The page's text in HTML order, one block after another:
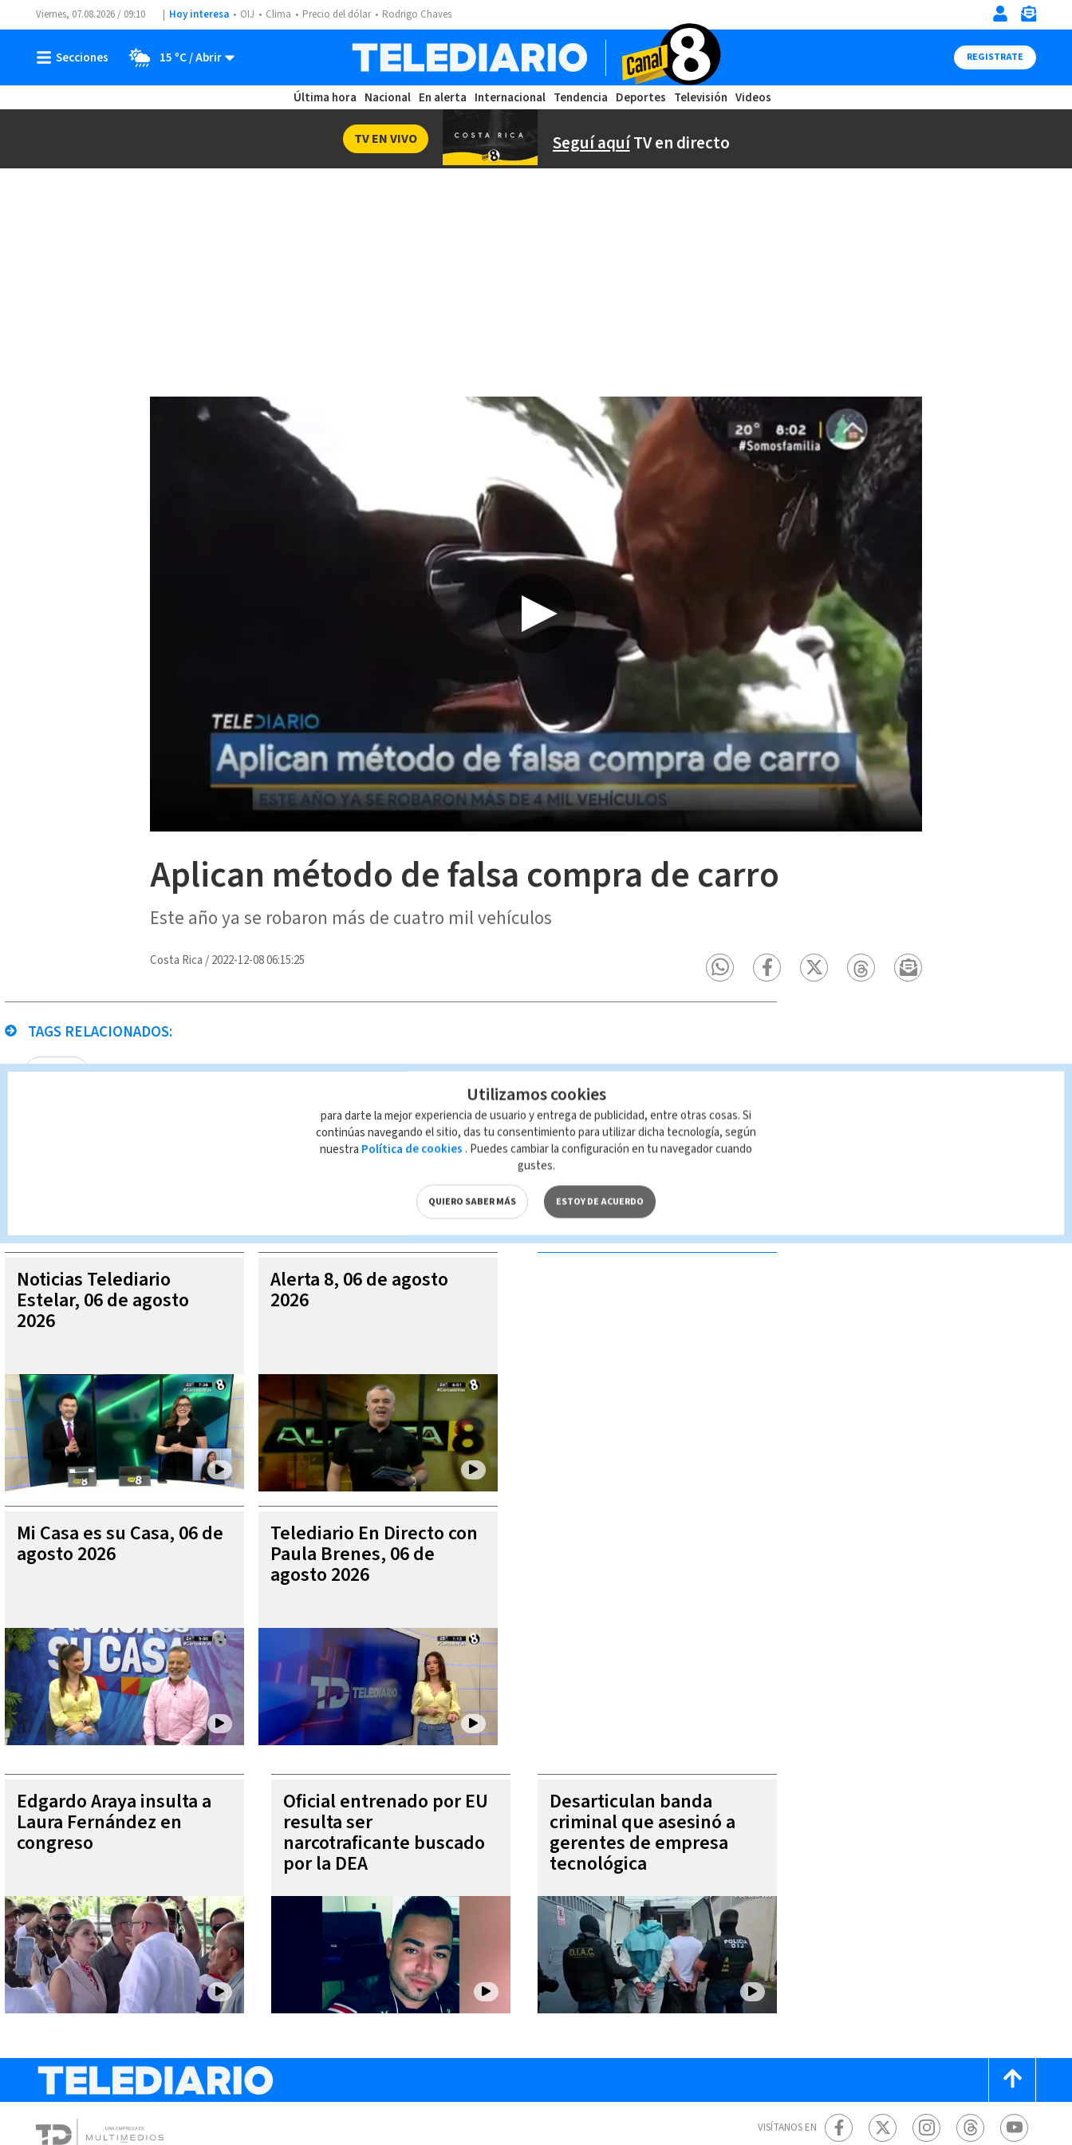
Viernes, 07.08.2026 / 09:10 Hoy interesa OIJ Clima Precio del dólar Rodrigo Chaves
15 ºC REGISTRATE
Última hora Nacional En alerta Internacional Tendencia Deportes Televisión Videos
Seguí aquíTV en directo
TV EN VIVO
Aplican método de falsa compra de carro
Este año ya se robaron más de cuatro mil vehículos
Costa Rica /2022-12-08 06:15:25
TAGS RELACIONADOS:
robo
Queda prohibida la reproducción total o parcial del contenido de esta página, mismo que es propiedad de TELEDIARIO; su reproducción no
MÁS VIDEOS
Noticias Telediario
Estelar, 06 de agosto
2026
Alerta 8, 06 de agosto
2026
Mi Casa es su Casa, 06 de
agosto 2026
Telediario En Directo con
Paula Brenes, 06 de
agosto 2026
Edgardo Araya insulta a
Laura Fernández en
congreso
Oficial entrenado por EU
resulta ser
narcotraficante buscado
por la DEA
Desarticulan banda
criminal que asesinó a
gerentes de empresa
tecnológica
VISÍTANOS EN
Utilizamos cookies
para darte la mejor experiencia de usuario y entrega de publicidad, entre otras cosas. Si
continúas navegando el sitio, das tu consentimiento para utilizar dicha tecnología, según
nuestra Política de cookies . Puedes cambiar la configuración en tu navegador cuando
gustes.
QUIERO SABER MÁS ESTOY DE ACUERDO